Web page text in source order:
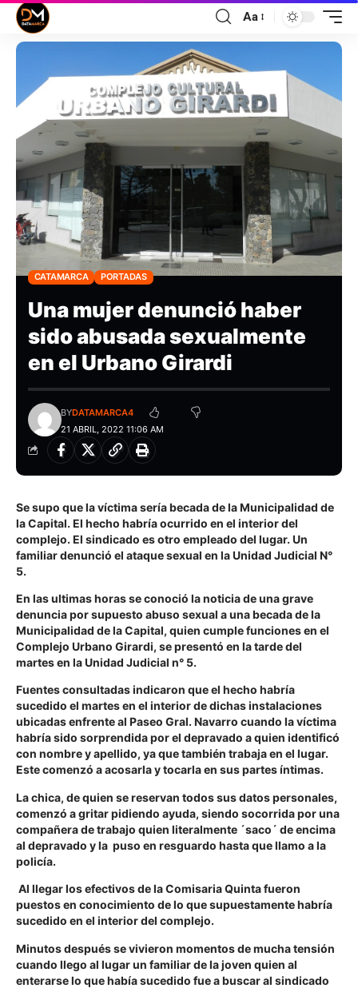
Aa
CATAMARCA PORTADAS
Una mujer denunció haber
sido abusada sexualmente
en el Urbano Girardi
21 ABRIL, 2022 11:06 AM
BYDATAMARCA4
Se supo que la víctima sería becada de la Municipalidad de
la Capital. El hecho habría ocurrido en el interior del
complejo. El sindicado es otro empleado del lugar. Un
familiar denunció el ataque sexual en la Unidad Judicial N°
5.
En las ultimas horas se conoció la noticia de una grave
denuncia por supuesto abuso sexual a una becada de la
Municipalidad de la Capital, quien cumple funciones en el
Complejo Urbano Girardi, se presentó en la tarde del
martes en la Unidad Judicial n° 5.
Fuentes consultadas indicaron que el hecho habría
sucedido el martes en el interior de dichas instalaciones
ubicadas enfrente al Paseo Gral. Navarro cuando la víctima
habría sido sorprendida por el depravado a quien identificó
con nombre y apellido, ya que también trabaja en el lugar.
Este comenzó a acosarla y tocarla en sus partes íntimas.
La chica, de quien se reservan todos sus datos personales,
comenzó a gritar pidiendo ayuda, siendo socorrida por una
compañera de trabajo quien literalmente ´saco´ de encima
al depravado y la puso en resguardo hasta que llamo a la
policía.
Al llegar los efectivos de la Comisaria Quinta fueron
puestos en conocimiento de lo que supuestamente habría
sucedido en el interior del complejo.
Minutos después se vivieron momentos de mucha tensión
cuando llego al lugar un familiar de la joven quien al
enterarse lo que había sucedido fue a buscar al sindicado